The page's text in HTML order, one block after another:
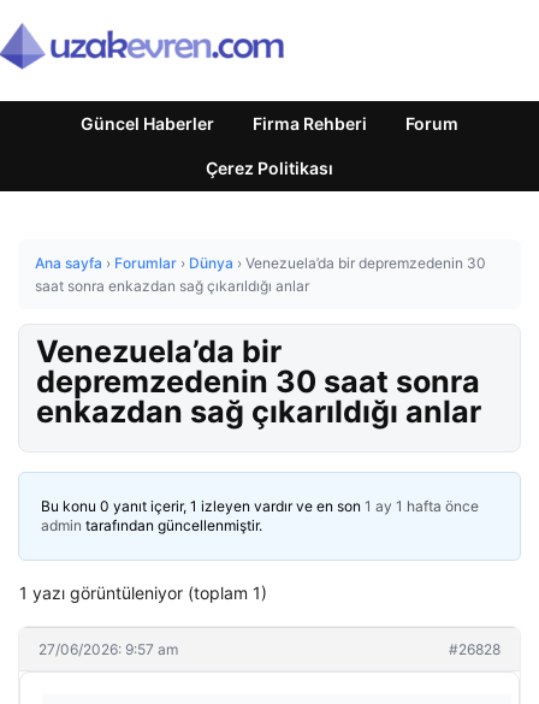
Güncel Haberler Firma Rehberi Forum
Çerez Politikası
Ana sayfa › Forumlar › Dünya › Venezuela’da bir depremzedenin 30
saat sonra enkazdan sağ çıkarıldığı anlar
Venezuela’da bir
depremzedenin 30 saat sonra
enkazdan sağ çıkarıldığı anlar
Bu konu 0 yanıt içerir, 1 izleyen vardır ve en son 1 ay 1 hafta önce
admin tarafından güncellenmiştir.
1 yazı görüntüleniyor (toplam 1)
27/06/2026: 9:57 am #26828